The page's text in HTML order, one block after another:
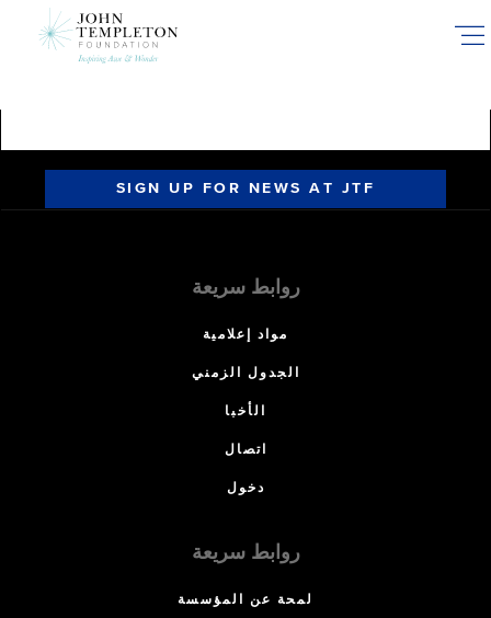
SIGN UP FOR NEWS AT JTF
روابط سريعة
مواد إعلامية
الجدول الزمني
الأخبا
اتصال
دخول
روابط سريعة
لمحة عن المؤسسة